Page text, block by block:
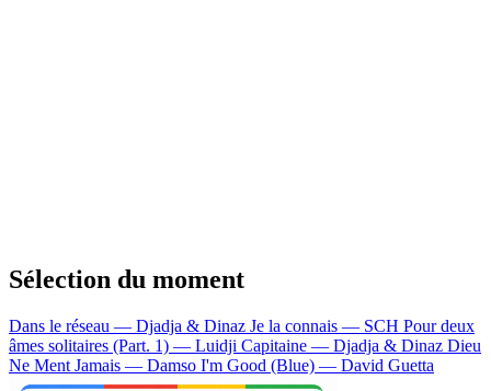
Sélection du moment
Dans le réseau — Djadja & Dinaz Je la connais — SCH Pour deux
âmes solitaires (Part. 1) — Luidji Capitaine — Djadja & Dinaz Dieu
Ne Ment Jamais — Damso I'm Good (Blue) — David Guetta